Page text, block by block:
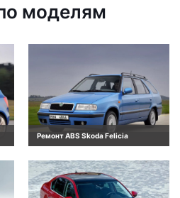
моделям
Ремонт ABS Skoda Felicia